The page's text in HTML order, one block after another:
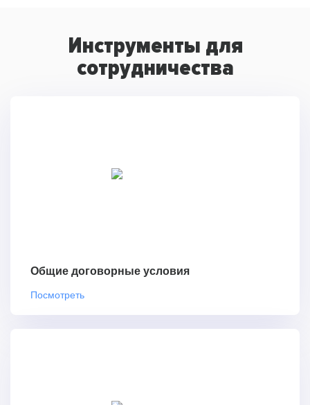
Инструменты для
сотрудничества
Общие договорные условия
Посмотреть